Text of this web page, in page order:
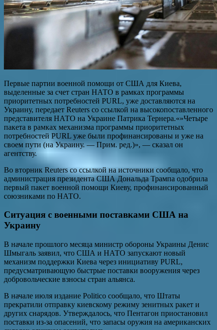
Первые партии военной помощи от США для Киева,
выделенные за счет стран НАТО в рамках программы
приоритетных потребностей PURL, уже доставляются на
Украину, передает Reuters со ссылкой на высокопоставленного
представителя НАТО на Украине Патрика Тернера.«»Четыре
пакета в рамках механизма программы приоритетных
потребностей PURL уже были профинансированы и уже на
своем пути (на Украину. — Прим. ред.)», — сказал он
агентству.
Во вторник Reuters со ссылкой на источники сообщало, что
администрация президента США Дональда Трампа одобрила
первый пакет военной помощи Киеву, профинансированный
союзниками по НАТО.
Ситуация с военными поставками США на
Украину
В начале прошлого месяца министр обороны Украины Денис
Шмыгаль заявил, что США и НАТО запускают новый
механизм поддержки Киева через инициативу PURL,
предусматривающую быстрые поставки вооружения через
добровольческие взносы стран альянса.
В начале июля издание Politico сообщало, что Штаты
прекратили отправку киевскому режиму зенитных ракет и
других снарядов. Утверждалось, что Пентагон приостановил
поставки из-за опасений, что запасы оружия на американских